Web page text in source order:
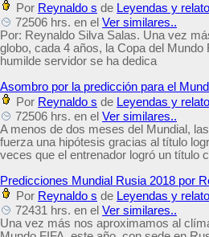
Por Reynaldo s de Leyendas y
72506 hrs. en el Ver similares..
Por: Reynaldo Silva Salas. Una vez
globo, cada 4 años, la Copa del
humilde servidor se ha dedica
Asombro por la predicción para el
Por Reynaldo s de Leyendas y
72506 hrs. en el Ver similares..
A menos de dos meses del Mundial,
fuerza una hipótesis gracias al título
veces que el entrenador logró un título
Predicciones Mundial Rusia 2018 por
Por Reynaldo s de Leyendas y
72431 hrs. en el Ver similares..
Una vez más nos aproximamos al